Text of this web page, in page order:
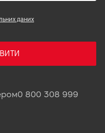
даних
0 800 308 999